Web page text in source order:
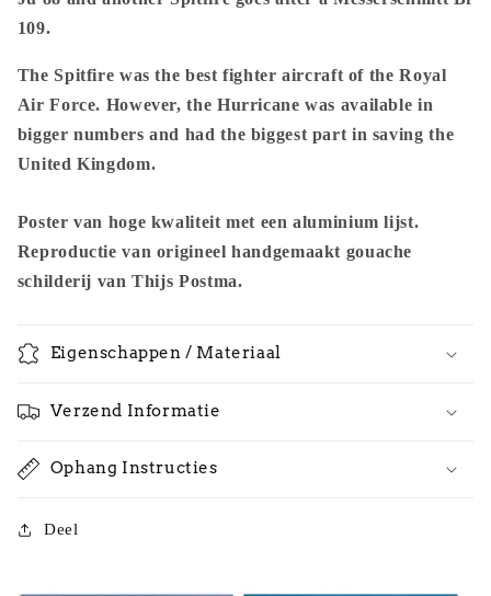
109.
The Spitfire was the best fighter aircraft of the Royal
Air Force. However, the Hurricane was available in
bigger numbers and had the biggest part in saving the
United Kingdom.
Poster van hoge kwaliteit met een aluminium lijst.
Reproductie van origineel handgemaakt gouache
schilderij van Thijs Postma.
Eigenschappen / Materiaal
Verzend Informatie
Ophang Instructies
Deel